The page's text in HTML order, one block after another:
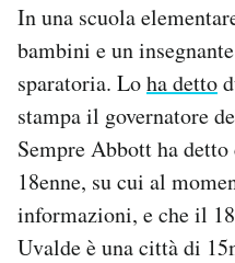
AREA PERSONALE
Area Personale
Newsletter
Notifiche mobile
Regala il Post
Hai bisogno di aiuto?
Esci
In una scuola
bambini e un
sparatoria. Loha detto
stampa il governatore
Sempre Abbott ha detto
18enne, su cui al
informazioni, e che il
Uvalde è una città di